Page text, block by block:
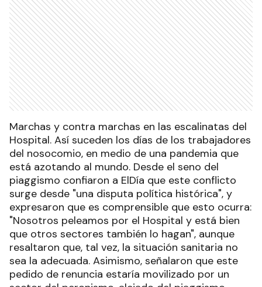
Marchas y contra marchas en las escalinatas del
Hospital. Así suceden los días de los trabajadores
del nosocomio, en medio de una pandemia que
está azotando al mundo. Desde el seno del
piaggismo confiaron a ElDía que este conflicto
surge desde "una disputa política histórica", y
expresaron que es comprensible que esto ocurra:
"Nosotros peleamos por el Hospital y está bien
que otros sectores también lo hagan", aunque
resaltaron que, tal vez, la situación sanitaria no
sea la adecuada. Asimismo, señalaron que este
pedido de renuncia estaría movilizado por un